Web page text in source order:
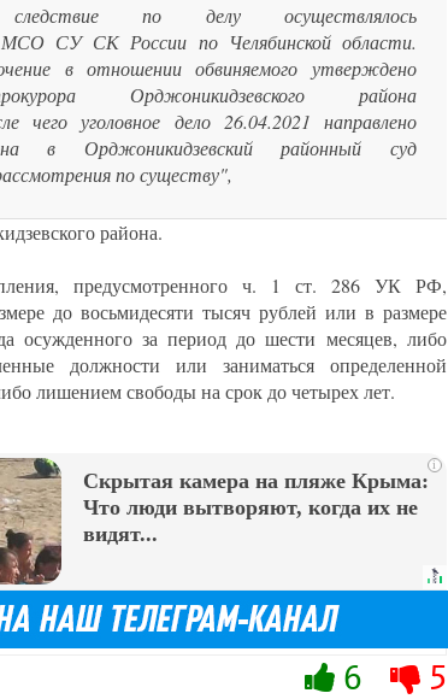
следствие по делу осуществлялось
МСО СУ СК России по Челябинской области.
в отношении обвиняемого утверждено
Орджоникидзевского района
чего уголовное дело 26.04.2021 направлено
в Орджоникидзевский районный суд
по существу",
района.
предусмотренного ч. 1 ст. 286 УК РФ,
до восьмидесяти тысяч рублей или в размере
осужденного за период до шести месяцев, либо
должности или заниматься определенной
лишением свободы на срок до четырех лет.
i
Скрытая камера на пляже Крыма:
Что люди вытворяют, когда их не
видят...
6 5